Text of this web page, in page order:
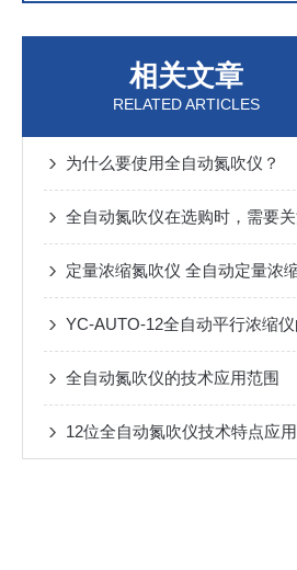
相关文章
RELATED ARTICLES
为什么要使用全自动氮吹仪？
全自动氮吹仪的技术应用范围
12位全自动氮吹仪技术特点应用